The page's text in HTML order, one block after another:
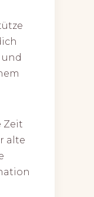
Zeit
alte